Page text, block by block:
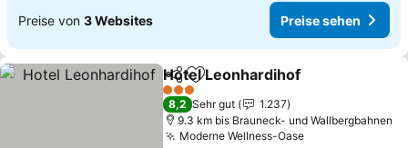
Preise von 3 Websites Preise sehen
TeilenZu Favoriten hinzufügen
Hotel Leonhardihof
3 Sterne
8,2 Sehr gut
1.237
9.3 km bis Brauneck- und Wallbergbahnen
Moderne Wellness-OasePreise sehen